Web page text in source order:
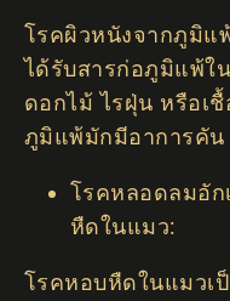
โรคผิวหนังจากภูมิแ
ได้รับสารก่อภูมิแพ้ใ
ดอกไม้ ไรฝุ่น หรือเ
ภูมิแพ้มักมีอาการคัน
โรคหลอดลมอั
หืดในแมว:
โรคหอบหืดในแมวเ